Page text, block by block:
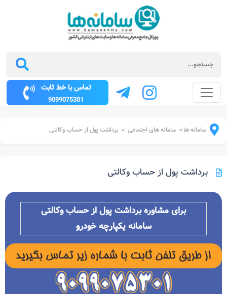
تماس با خط ثابت
9099075301
سامانه ها> سامانه های اجتماعی > برداشت پول از حساب وکالتی
برداشت پول از حساب وکالتی
برای مشاوره برداشت پول از حساب وکالتی
سامانه یکپارچه خودرو